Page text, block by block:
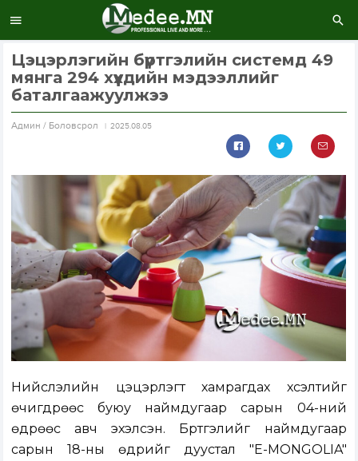
Цэцэрлэгийн бүртгэлийн системд 49
мянга 294 хүүхдийн мэдээллийг
баталгаажуулжээ
Aдмин / Боловсрол 2025.08.05
Нийслэлийн цэцэрлэгт хамрагдах хүсэлтийг
өчигдрөөс буюу наймдугаар сарын 04-ний
өдрөөс авч эхэлсэн. Бүртгэлийг наймдугаар
сарын 18-ны өдрийг дуустал "E-MONGOLIA"